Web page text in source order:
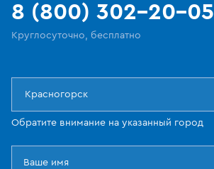
8 (800) 302-20-05
Круглосуточно, бесплатно
Красногорск
Обратите внимание на указанный город